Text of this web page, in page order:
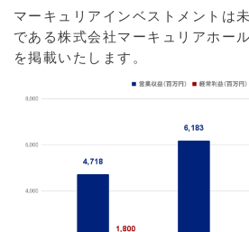
マーキュリアインベストメントは
である株式会社マーキュリアホー
を掲載いたします。